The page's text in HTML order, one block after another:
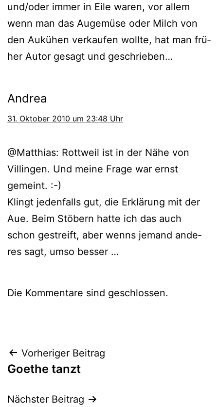
und/oder immer in Eile waren, vor allem
wenn man das Augemüse oder Milch von
den Aukühen ver­kau­fen woll­te, hat man frü­
her Autor gesagt und geschrieben…
Andrea
31. Oktober 2010 um 23:48 Uhr
@Matthias: Rottweil ist in der Nähe von
Villingen. Und mei­ne Frage war ernst
gemeint. :-)
Klingt jeden­falls gut, die Erklärung mit der
Aue. Beim Stöbern hat­te ich das auch
schon gestreift, aber wenns jemand ande­
res sagt, umso besser …
Die Kommentare sind geschlossen.
Beitragsnavigation
Vorheriger Beitrag
Goethe tanzt
Nächster Beitrag